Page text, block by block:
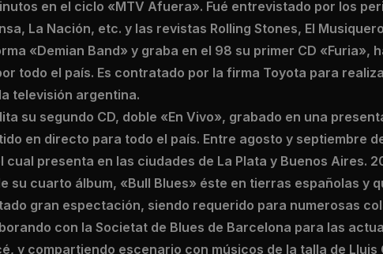
en el ciclo «MTV Afuera». Fué entrevistado por los
La Nación, etc. y las revistas Rolling Stones, El
«Demian Band» y graba en el 98 su primer CD «Furia»,
todo el país. Es contratado por la firma Toyota para
televisión argentina.
su segundo CD, doble «En Vivo», grabado en una
en directo para todo el país. Entre agosto y septiembre
cual presenta en las ciudades de La Plata y Buenos Aires.
su cuarto álbum, «Bull Blues» éste en tierras españolas y
gran espectación, siendo requerido para numerosas
con la Societat de Blues de Barcelona para las
y compartiendo escenario con músicos de la talla de Lluis